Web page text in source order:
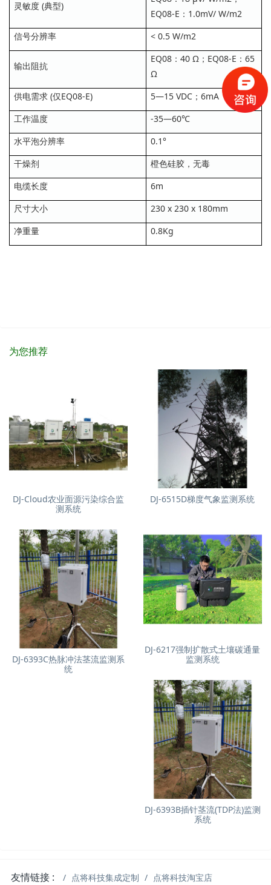
灵敏度 (典型)
EQ08-E：1.0mV/ W/m2
信号分辨率
< 0.5 W/m2
输出阻抗
EQ08：40 Ω；EQ08-E：65
Ω
供电需求 (仅EQ08-E)
5—15 VDC；6mA
工作温度
-35—60℃
水平泡分辨率
0.1°
干燥剂
橙色硅胶，无毒
电缆长度
6m
尺寸大小
230 x 230 x 180mm
净重量
0.8Kg
为您推荐
DJ-Cloud农业面源污染综合监
测系统
DJ-6515D梯度气象监测系统
DJ-6217强制扩散式土壤碳通量
监测系统
DJ-6393C热脉冲法茎流监测系
统
DJ-6393B插针茎流(TDP法)监测
系统
友情链接 : 点将科技集成定制 点将科技淘宝店